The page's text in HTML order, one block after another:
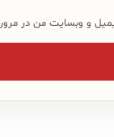
و وبسایت من در